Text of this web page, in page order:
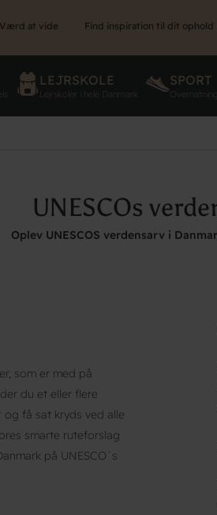
Værd at vide Find inspiration til dit ophold
LEJRSKOLE
Lejrskoler i hele Danmark
SPORT
UNESCOs
Oplev UNESCOS verdensarv i
som er med på
du et eller flere
få sat kryds ved alle
smarte ruteforslag
på UNESCO´s